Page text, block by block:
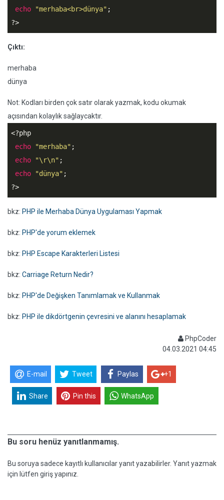
echo "merhaba<br>dünya"
?>
Çıktı:
merhaba
dünya
Not: Kodları birden çok satır olarak yazmak, kodu okumak
açısından kolaylık sağlaycaktır.
<?php
echo
"merhaba" ;
echo
"\r\n" ;
echo
"dünya"
?>
bkz: PHP ile Merhaba Dünya Uygulaması Yapmak
bkz: PHP'de yorum eklemek
bkz: PHP Escape Karakterleri Listesi
bkz: Carriage Return Nedir?
bkz: PHP'de Değişken Tanımlamak ve Kullanmak
bkz: PHP ile dikdörtgenin çevresini ve alanını hesaplamak
PhpCoder
04.03.2021 04:45
E-mail Tweet Paylas +1
Share Pin this WhatsApp
Bu soru henüz yanıtlanmamış.
Bu soruya sadece kayıtlı kullanıcılar yanıt yazabilirler. Yanıt yazmak
için lütfen giriş yapınız.